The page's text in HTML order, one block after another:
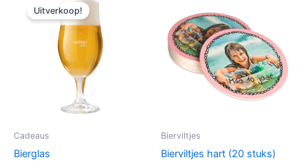
Uitverkoop!
Cadeaus
Bierglas
Bierviltjes
Bierviltjes hart (20 stuks)